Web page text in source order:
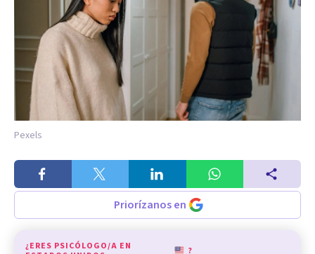
Pexels
Priorízanos en
¿ERES PSICÓLOGO/A EN
?